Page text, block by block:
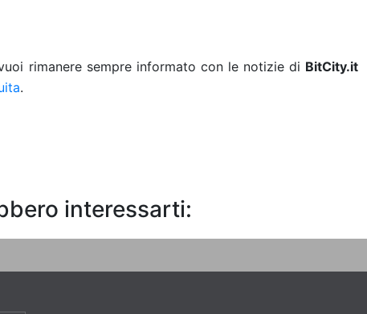
rimanere sempre informato con le notizie di BitCity.it
.
interessarti: